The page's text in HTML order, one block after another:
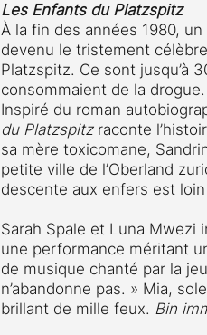
Les Enfants du Platzspitz
À la fin des années 1980,
devenu le tristement
Platzspitz. Ce sont jusqu’à
consommaient de la
Inspiré du roman
du Platzspitz raconte
sa mère toxicomane,
petite ville de l’Oberland
descente aux enfers est loin
Sarah Spale et Luna
une performance méritant
de musique chanté par la
n’abandonne pas. » Mia,
brillant de mille feux. Bin